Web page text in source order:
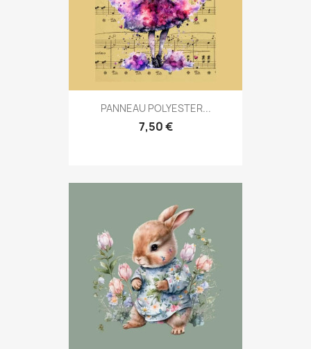
PANNEAU POLYESTER...
7,50 €